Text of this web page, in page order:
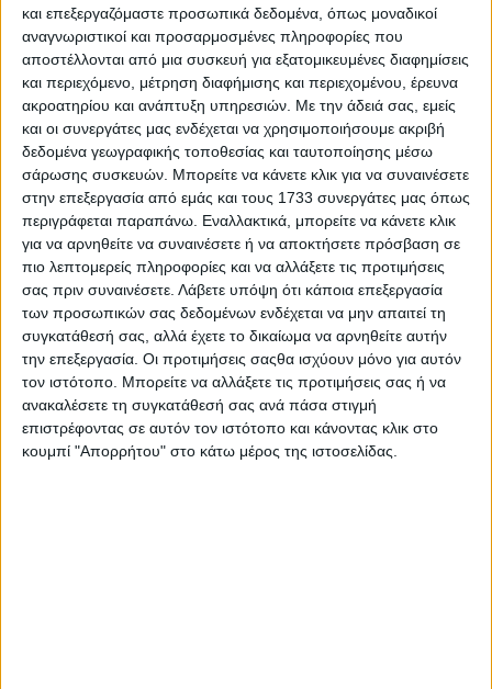
και επεξεργαζόμαστε προσωπικά δεδομένα, όπως μοναδικοί
αναγνωριστικοί και προσαρμοσμένες πληροφορίες που
αποστέλλονται από μια συσκευή για εξατομικευμένες διαφημίσεις
και περιεχόμενο, μέτρηση διαφήμισης και περιεχομένου, έρευνα
ακροατηρίου και ανάπτυξη υπηρεσιών. Με την άδειά σας, εμείς
και οι συνεργάτες μας ενδέχεται να χρησιμοποιήσουμε ακριβή
δεδομένα γεωγραφικής τοποθεσίας και ταυτοποίησης μέσω
σάρωσης συσκευών. Μπορείτε να κάνετε κλικ για να συναινέσετε
στην επεξεργασία από εμάς και τους 1733 συνεργάτες μας όπως
περιγράφεται παραπάνω. Εναλλακτικά, μπορείτε να κάνετε κλικ
για να αρνηθείτε να συναινέσετε ή να αποκτήσετε πρόσβαση σε
πιο λεπτομερείς πληροφορίες και να αλλάξετε τις προτιμήσεις
σας πριν συναινέσετε. Λάβετε υπόψη ότι κάποια επεξεργασία
των προσωπικών σας δεδομένων ενδέχεται να μην απαιτεί τη
συγκατάθεσή σας, αλλά έχετε το δικαίωμα να αρνηθείτε αυτήν
την επεξεργασία. Οι προτιμήσεις σαςθα ισχύουν μόνο για αυτόν
τον ιστότοπο. Μπορείτε να αλλάξετε τις προτιμήσεις σας ή να
ανακαλέσετε τη συγκατάθεσή σας ανά πάσα στιγμή
επιστρέφοντας σε αυτόν τον ιστότοπο και κάνοντας κλικ στο
κουμπί "Απορρήτου" στο κάτω μέρος της ιστοσελίδας.
4 Αυγούστου, 2026
Κεντρικό Δελτίο Ειδήσεων
04.08.2026